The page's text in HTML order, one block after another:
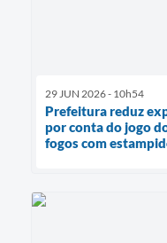
29 JUN 2026 - 10h54
Prefeitura reduz
por conta do jogo
fogos com